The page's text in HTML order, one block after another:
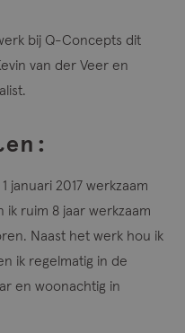
bij Q-Concepts dit
van der Veer en
januari 2017 werkzaam
ruim 8 jaar werkzaam
Naast het werk hou ik
ik regelmatig in de
en woonachtig in